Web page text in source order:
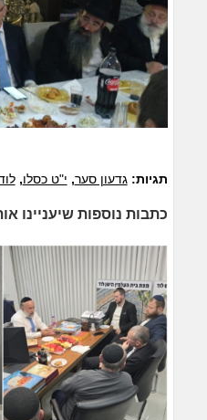
תגיות:גדעון סער, י"ט כסלו,
כתבות נוספות שיעניינו